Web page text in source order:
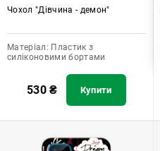
Чохол "Дівчина - демон"
Матеріал: Пластик з
силіконовими бортами
530₴ Купити